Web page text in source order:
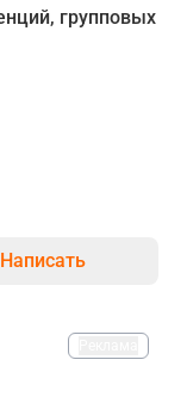
групповых
Написать